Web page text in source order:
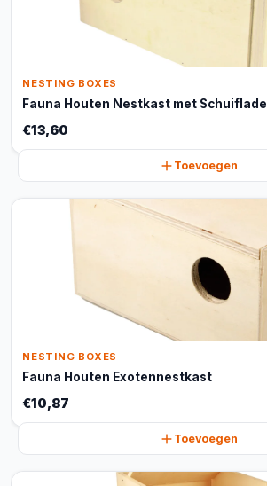
NESTING BOXES
Fauna Houten Nestkast met Schuiflade
€13,60
Toevoegen
NESTING BOXES
Fauna Houten Exotennestkast
€10,87
Toevoegen